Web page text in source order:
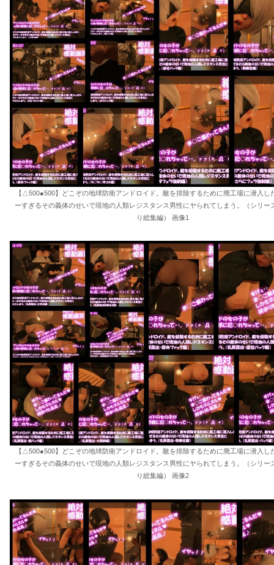
【△500●500】どこぞの地球防衛アンドロイド。敵を排除するために廃工場に潜入し
ーすぎるその義体のせいで現地の人類レジスタンス男性にヤられてしまう。（シリー
り総集編） 画像1
【△500●500】どこぞの地球防衛アンドロイド。敵を排除するために廃工場に潜入し
ーすぎるその義体のせいで現地の人類レジスタンス男性にヤられてしまう。（シリー
り総集編） 画像2